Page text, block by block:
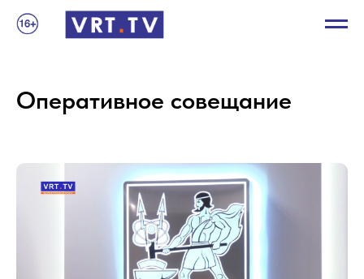
Оперативное совещание